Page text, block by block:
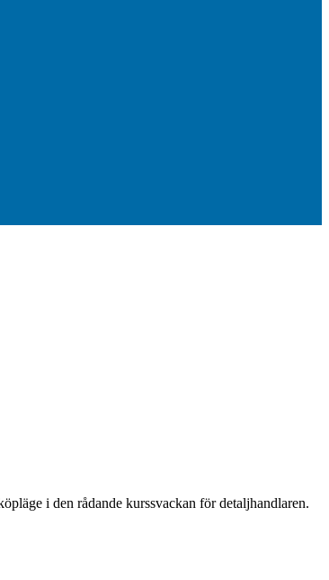
i den rådande kurssvackan för detaljhandlaren.